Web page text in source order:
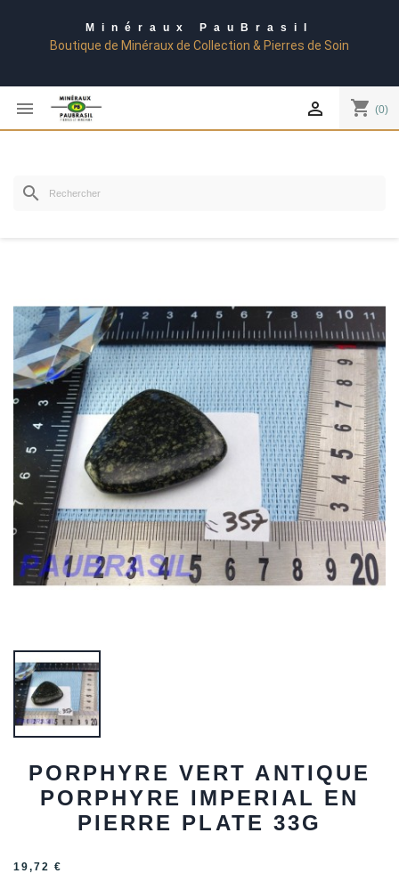
Minéraux PauBrasil
Boutique de Minéraux de Collection & Pierres de Soin
 shopping_cart (0)

search
PORPHYRE VERT ANTIQUE
PORPHYRE IMPERIAL EN
PIERRE PLATE 33G
19,72 €